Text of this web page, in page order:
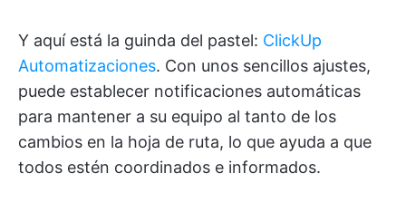
Y aquí está la guinda del pastel: ClickUp
Automatizaciones. Con unos sencillos ajustes,
puede establecer notificaciones automáticas
para mantener a su equipo al tanto de los
cambios en la hoja de ruta, lo que ayuda a que
todos estén coordinados e informados.